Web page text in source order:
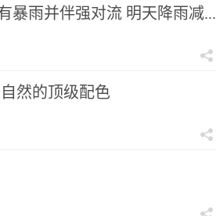
暴雨并伴强对流 明天降雨减...
然的顶级配色